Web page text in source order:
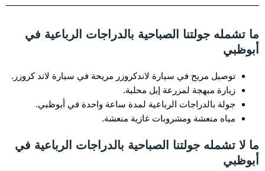
ما تشمله جولتنا الصباحية بالدراجات الرباعية في
أبوظبي
توصيل مريح في سيارة لاندكروزر مريحة في سيارة لاند كروزر.
زيارة مبهجة لمزرعة إبل محلية.
جولة بالدراجات الرباعية لمدة ساعة واحدة في أبوظبي.
مياه منعشة ومشروبات غازية منعشة.
ما لا تشمله جولتنا الصباحية بالدراجات الرباعية في
أبوظبي